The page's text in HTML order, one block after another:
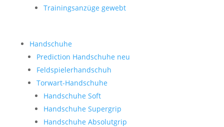
Trainingsanzüge gewebt
Handschuhe
Prediction Handschuhe neu
Feldspielerhandschuh
Torwart-Handschuhe
Handschuhe Soft
Handschuhe Supergrip
Handschuhe Absolutgrip